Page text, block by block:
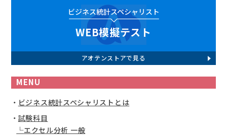
ビジネス統計スペシャリスト
WEB模擬テスト
アオテンストアで見る
MENU
ビジネス統計スペシャリストとは
試験科目
エクセル分析 一般